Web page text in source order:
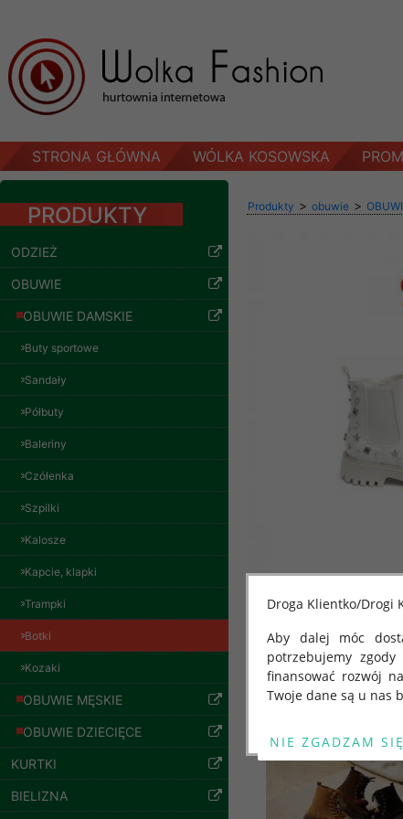
STRONA GŁÓWNA WÓLKA KOSOWSKA
PRODUKTY
ODZIEŻ
OBUWIE
OBUWIE DAMSKIE
Buty sportowe
Sandały
Półbuty
Baleriny
Czółenka
Szpilki
Kalosze
Kapcie, klapki
Trampki
Botki
Kozaki
OBUWIE MĘSKIE
OBUWIE DZIECIĘCE
KURTKI
BIELIZNA
skórzana Roz S-XL,
1 Kolor Paczka 5 szt
szczegóły
Produkty > obuwie >
Droga Klientko/Drogi
Aby dalej móc
potrzebujemy
finansować rozwój
Twoje dane są u nas
Od 25 maja 2018
kwietnia 2016 r. w
swobodnego
"GDPR" lub
przetwarzaniu